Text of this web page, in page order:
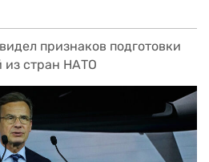
признаков подготовки
из стран НАТО